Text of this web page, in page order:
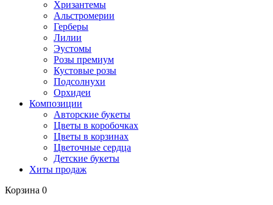
Хризантемы
Альстромерии
Герберы
Лилии
Эустомы
Розы премиум
Кустовые розы
Подсолнухи
Орхидеи
Композиции
Авторские букеты
Цветы в коробочках
Цветы в корзинах
Цветочные сердца
Детские букеты
Хиты продаж
Корзина 0